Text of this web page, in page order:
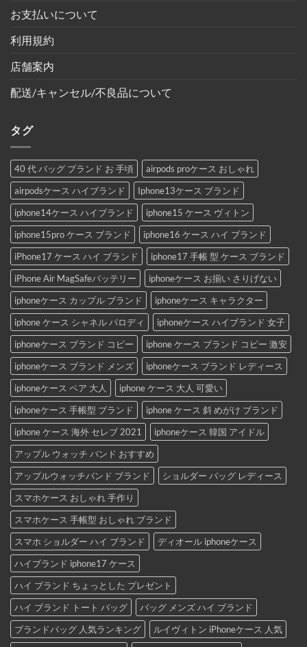
お支払いについて
利用規約
店舗案内
配送/キャンセル/不良品について
タグ
40 代 バッグ ブランド お 手頃
airpods proケース おしゃれ
airpodsケース ハイブランド
Iphone13ケース ブランド
iphone14ケース ハイブランド
iphone15 ケース ヴィトン
iphone15pro ケース ブランド
iphone16 ケース ハイ ブランド
iPhone17 ケース ハイ ブランド
iphone17 手帳 型 ケース ブランド
iPhone Air MagSafeバッテリー
iphoneケース お揃い さりげない
iphoneケース カップル ブランド
iphoneケース キャラクター
iphone ケース シャネル パロディ
iphoneケース ハイブランド 女子
iphoneケース ブランド コピー
iphone ケース ブランド コピー 激安
iphoneケース ブランド メンズ
iphoneケース ブランド レディース
iphoneケース ペア 大人
iphone ケース 大人 可愛い
iphoneケース 手帳型 ブランド
iphone ケース 斜 めがけ ブランド
iphone ケース 海外 セレブ 2021
iphoneケース 韓国 アイドル
アップル ウォッチ バンド おすすめ
アップルウォッチバンド ブランド
ショルダー バッグ レディース
スマホケース おしゃれ 手作り
スマホケース 手帳型 おしゃれ ブランド
スマホ ショルダー ハイ ブランド
ディオール iphoneケース
ハイブランド iphone17 ケース
ハイ ブランド ちょっとした プレゼント
ハイ ブランド トート バッグ
バッグ メンズ ハイ ブランド
ブランドバッグ 人気ランキング
ルイヴィトン iPhoneケース 人気